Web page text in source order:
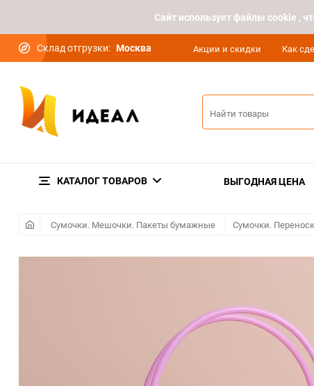
Cайт использует файлы cookie ,
Склад отгрузки: Москва Акции и скидки Как
КАТАЛОГ ТОВАРОВ ВЫГОДНАЯ ЦЕНА
Сумочки. Мешочки. Пакеты бумажные Сумочки.